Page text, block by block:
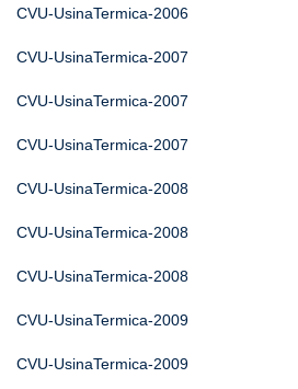
CVU-UsinaTermica-2006
CVU-UsinaTermica-2007
CVU-UsinaTermica-2007
CVU-UsinaTermica-2007
CVU-UsinaTermica-2008
CVU-UsinaTermica-2008
CVU-UsinaTermica-2008
CVU-UsinaTermica-2009
CVU-UsinaTermica-2009